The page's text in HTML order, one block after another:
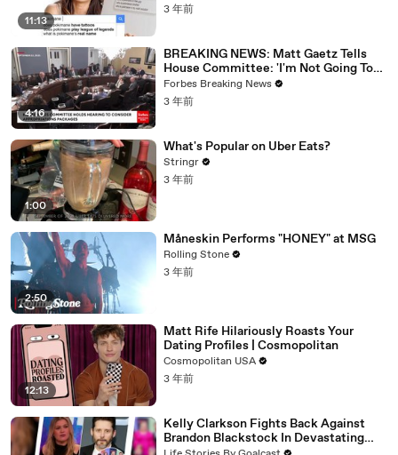
11:13
3 年前
4:16
BREAKING NEWS: Matt Gaetz Tells
House Committee: 'I'm Not Going To
Vote For A Continuing Resolution'
Forbes Breaking News
3 年前
1:00
What's Popular on Uber Eats?
Stringr
3 年前
2:50
Måneskin Performs "HONEY" at MSG
Rolling Stone
3 年前
12:13
Matt Rife Hilariously Roasts Your
Dating Profiles | Cosmopolitan
Cosmopolitan USA
3 年前
Kelly Clarkson Fights Back Against
Brandon Blackstock In Devastating